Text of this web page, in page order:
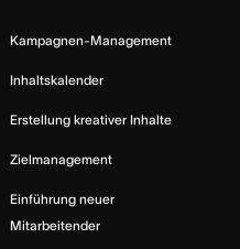
Kampagnen-Management
Inhaltskalender
Erstellung kreativer Inhalte
Zielmanagement
Einführung neuer
Mitarbeitender